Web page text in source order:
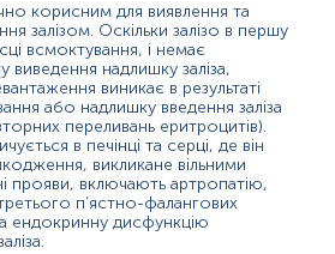
тіла;
кровотеча;
(запальні захворювання
частини тонкої кишки);
коров'ячим
корисним для виявлення та
залізом. Оскільки залізо в першу
всмоктування, і немає
виведення надлишку заліза,
виникає в результаті
або надлишку введення заліза
переливань еритроцитів).
в печінці та серці, де він
викликане вільними
прояви, включають артропатію,
п’ястно-фалангових
ендокринну дисфункцію